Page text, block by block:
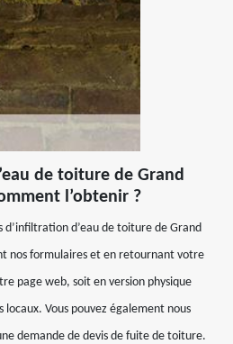
de toiture de Grand
l’obtenir ?
d’infiltration d’eau de toiture de Grand
nos formulaires et en retournant votre
page web, soit en version physique
locaux. Vous pouvez également nous
demande de devis de fuite de toiture.